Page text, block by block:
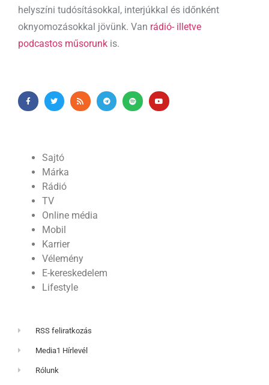
helyszíni tudósításokkal, interjúkkal és időnként
oknyomozásokkal jövünk. Van rádió- illetve
podcastos műsorunk is.
Sajtó
Márka
Rádió
TV
Online média
Mobil
Karrier
Vélemény
E-kereskedelem
Lifestyle
RSS feliratkozás
Media1 Hírlevél
Rólunk